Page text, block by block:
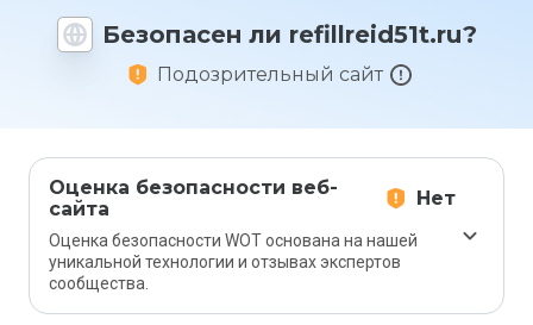
Безопасен ли refillreid51t.ru?
Подозрительный сайт
Оценка безопасности веб-
сайта
Нет
Оценка безопасности WOT основана на нашей
уникальной технологии и отзывах экспертов
сообщества.
1 до 5?